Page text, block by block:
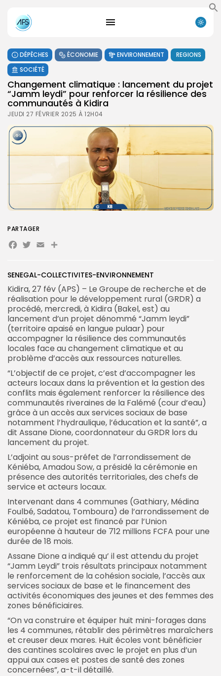
for:
DÉPÊCHES ÉCONOMIE ENVIRONNEMENT
REGIONS
SOCIÉTÉ
Changement climatique : lancement du projet
“Jamm leydi” pour renforcer la résilience des
communautés à Kidira
JEUDI 27 FÉVRIER 2025 À 12H04
SENEGAL-COLLECTIVITES-ENVIRONNEMENT
Kidira, 27 fév (APS) – Le Groupe de recherche et de
réalisation pour le développement rural (GRDR) a
procédé, mercredi, à Kidira (Bakel, est) au
lancement d’un projet dénommé “Jamm leydi”
(territoire apaisé en langue pulaar) pour
accompagner la résilience des communautés
locales face au changement climatique et au
problème d’accès aux ressources naturelles.
“L’objectif de ce projet, c’est d’accompagner les
acteurs locaux dans la prévention et la gestion des
conflits mais également renforcer la résilience des
communautés riveraines de la Falémé (cour d’eau)
grâce à un accès aux services sociaux de base
notamment l’hydraulique, l’éducation et la santé”, a
dit Assane Dione, coordonnateur du GRDR lors du
lancement du projet.
L’adjoint au sous-préfet de l’arrondissement de
Kéniéba, Amadou Sow, a présidé la cérémonie en
présence des autorités territoriales, des chefs de
service et acteurs locaux.
Intervenant dans 4 communes (Gathiary, Médina
Foulbé, Sadatou, Tomboura) de l’arrondissement de
Kéniéba, ce projet est financé par l’Union
européenne à hauteur de 712 millions FCFA pour une
durée de 18 mois.
Assane Dione a indiqué qu’ il est attendu du projet
“Jamm Leydi” trois résultats principaux notamment
le renforcement de la cohésion sociale, l’accès aux
services sociaux de base et le financement des
activités économiques des jeunes et des femmes des
zones bénéficiaires.
“On va construire et équiper huit mini-forages dans
les 4 communes, rétablir des périmètres maraîchers
et creuser deux mares. Huit écoles vont bénéficier
des cantines scolaires avec le projet en plus d’un
appui aux cases et postes de santé des zones
concernées”, a-t-il détaillé.
PARTAGER
Facebook
Twitter
EmailPartager